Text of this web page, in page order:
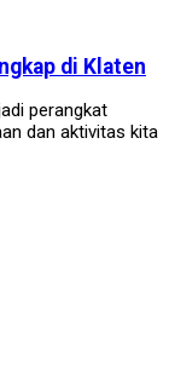
di Klaten
perangkat
dan aktivitas kita